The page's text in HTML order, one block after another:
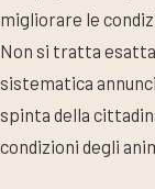
migliorare le
Non si tratta
sistematica
spinta della
condizioni degli